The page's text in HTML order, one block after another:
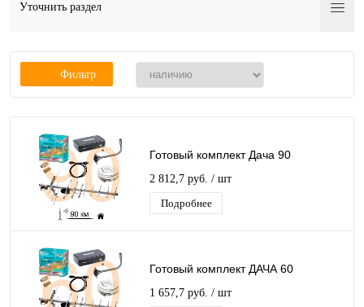
Уточнить раздел
Фильтр
Готовый комплект Дача 90
2 812,7 руб. / шт
Подробнее
Готовый комплект ДАЧА 60
1 657,7 руб. / шт